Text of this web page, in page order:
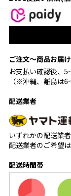
ご注文〜商品お届
お支払い確認後、5
（※沖縄、離島は6
配送業者
いずれかの配送業
配送業者のご希望
配送時間帯